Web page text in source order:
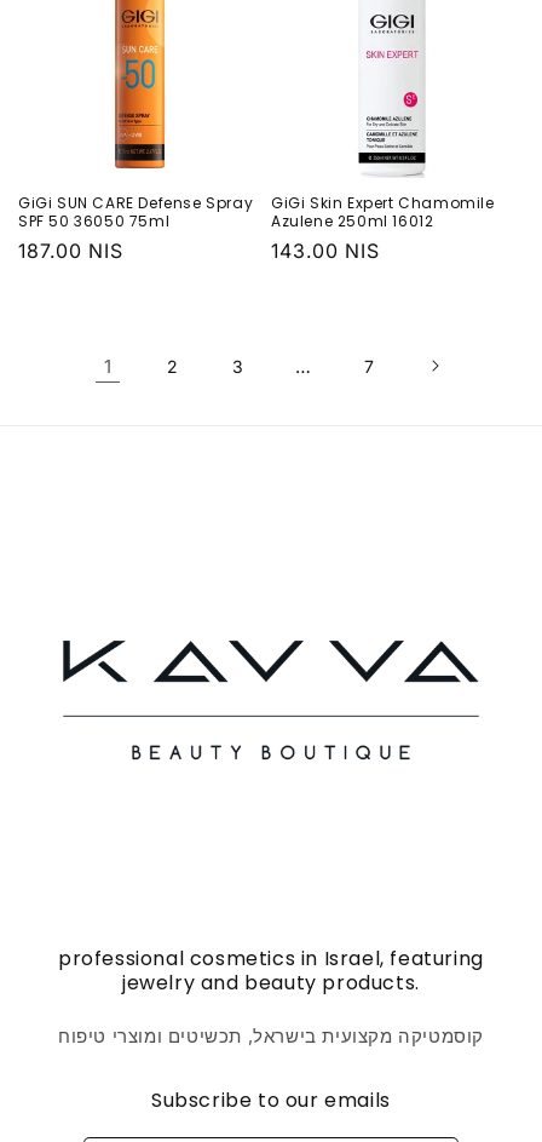
GiGi SUN CARE Defense Spray
SPF 50 36050 75ml
Обычная
187.00 NIS
GiGi Skin Expert Chamomile
Azulene 250ml 16012
Обычная
143.00 NIS
1 2 3 … 7
professional cosmetics in Israel, featuring
jewelry and beauty products.
קוסמטיקה מקצועית בישראל, תכשיטים ומוצרי טיפוח
Subscribe to our emails